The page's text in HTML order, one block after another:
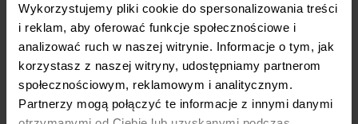
Wykorzystujemy pliki cookie do spersonalizowania treści
i reklam, aby oferować funkcje społecznościowe i
analizować ruch w naszej witrynie. Informacje o tym, jak
korzystasz z naszej witryny, udostępniamy partnerom
społecznościowym, reklamowym i analitycznym.
Partnerzy mogą połączyć te informacje z innymi danymi
Ten produkt nie ma jeszcze opinii.
Dodaj pierwszą opinię